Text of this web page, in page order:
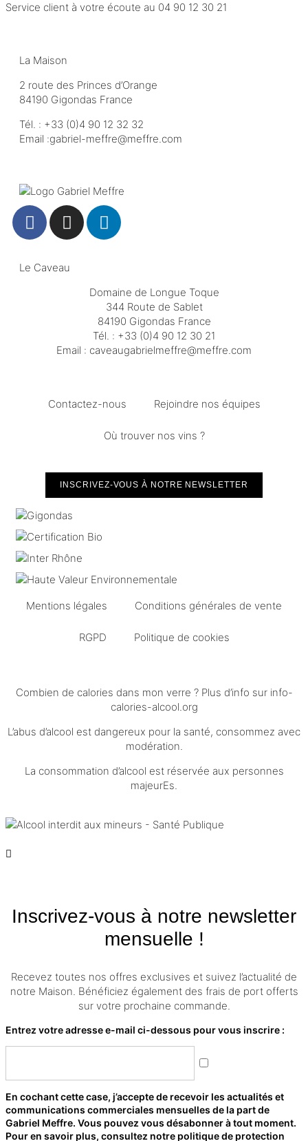
Service client à votre écoute au 04 90 12 30 21
La Maison
2 route des Princes d’Orange
84190 Gigondas France
Tél. : +33 (0)4 90 12 32 32
Email :moc.erffem@erffem-leirbag
Le Caveau
Domaine de Longue Toque
344 Route de Sablet
84190 Gigondas France
Tél. : +33 (0)4 90 12 30 21
Email : moc.erffem@erffemleirbaguaevac
Contactez-nous Rejoindre nos équipes
Où trouver nos vins ?
INSCRIVEZ-VOUS À NOTRE NEWSLETTER
Mentions légales Conditions générales de vente
RGPD Politique de cookies
Combien de calories dans mon verre ? Plus d’info sur info-
calories-alcool.org
L’abus d’alcool est dangereux pour la santé, consommez avec
modération.
La consommation d’alcool est réservée aux personnes
majeurEs.
Inscrivez-vous à notre newsletter
mensuelle !
Recevez toutes nos offres exclusives et suivez l’actualité de
notre Maison. Bénéficiez également des frais de port offerts
sur votre prochaine commande.
Entrez votre adresse e-mail ci-dessous pour vous inscrire :
En cochant cette case, j’accepte de recevoir les actualités et
communications commerciales mensuelles de la part de
Gabriel Meffre. Vous pouvez vous désabonner à tout moment.
Pour en savoir plus, consultez notre politique de protection